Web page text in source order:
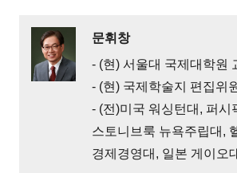
문휘창
- (현) 서울대 국제대학원
- (현) 국제학술지 편집위
- (전)미국 워싱턴대, 퍼시
스토니브룩 뉴욕주립대,
경제경영대, 일본 게이오